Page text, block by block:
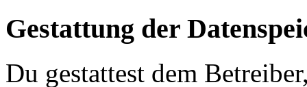
Gestattung der
Du gestattest dem